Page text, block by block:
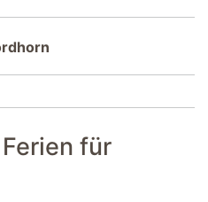
für